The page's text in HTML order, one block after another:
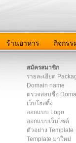
ร้านอาหาร กิจกรร
สมัครสมาชิก
รายละเอียด
Domain name
ตรวจสอบชื่อ
เว็บโฮสติ้ง
ออกแบบ Logo
ออกแบบเว็บไซต์
ตัวอย่าง Template
Template มาใหม่